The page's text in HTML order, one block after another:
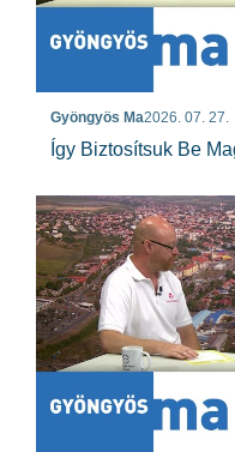
Gyöngyös Ma2026. 07. 27.
Így Biztosítsuk Be